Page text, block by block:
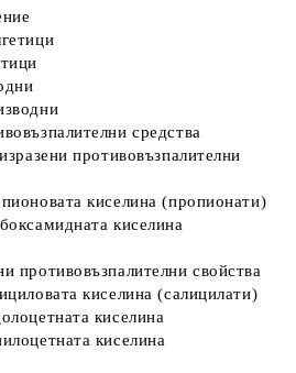
средства
противовъзпалителни
киселина (пропионати)
киселина
противовъзпалителни свойства
киселина (салицилати)
киселина
киселина